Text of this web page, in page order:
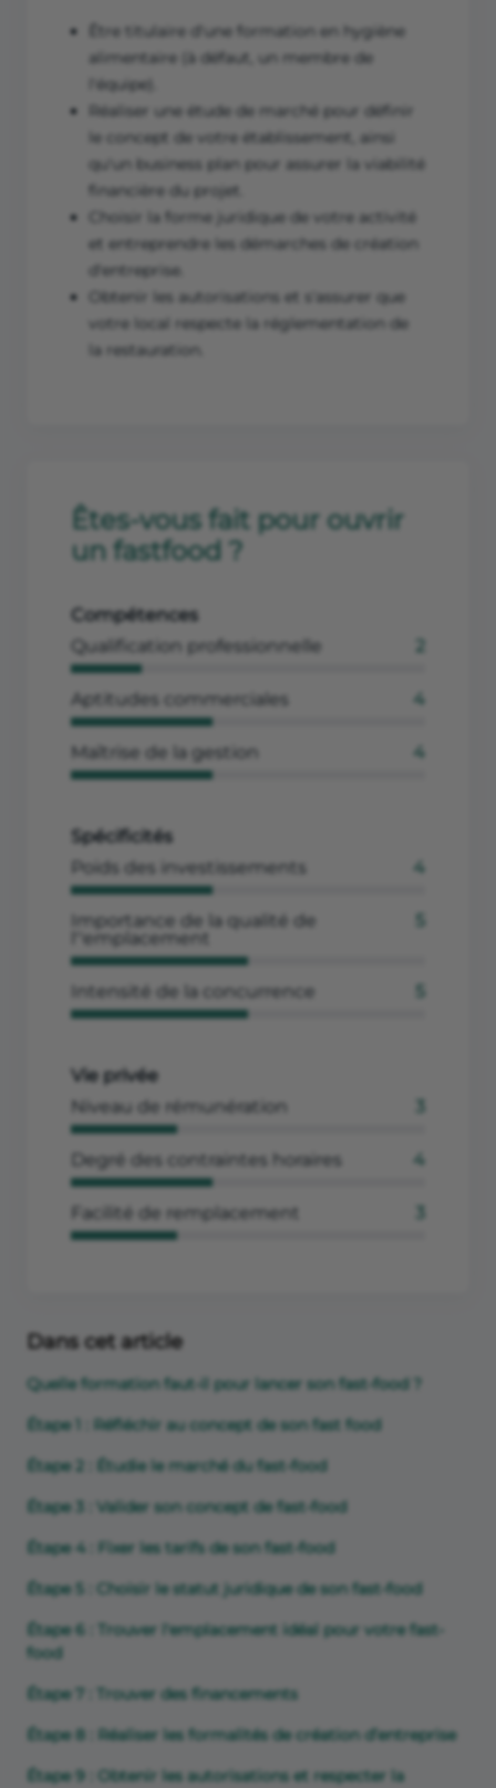
Être titulaire d'une formation en hygiène
alimentaire (à défaut, un membre de
l'équipe).
Réaliser une étude de marché pour définir
le concept de votre établissement, ainsi
qu'un business plan pour assurer la viabilité
financière du projet.
Choisir la forme juridique de votre activité
et entreprendre les démarches de création
d'entreprise.
Obtenir les autorisations et s'assurer que
votre local respecte la réglementation de
la restauration.
Êtes-vous fait pour ouvrir
un fastfood ?
Compétences
Qualification professionnelle
Aptitudes commerciales 4
Maîtrise de la gestion 4
Spécificités
Poids des investissements
4
Importance de la qualité de
l''emplacement
Intensité de la concurrence
Vie privée
Niveau de rémunération
Degré des contraintes horaires 4
Facilité de remplacement
Dans cet article
Quelle formation faut-il pour lancer son fast-food ?
Étape 1 : Réfléchir au concept de son fast food
Étape 2 : Étudie le marché du fast-food
Étape 3 : Valider son concept de fast-food
Étape 4 : Fixer les tarifs de son fast-food
Étape 5 : Choisir le statut juridique de son fast-food
Étape 6 : Trouver l'emplacement idéal pour votre fast-
food
Étape 7 : Trouver des financements
Étape 8 : Réaliser les formalités de création d’entreprise
Étape 9 : Obtenir les autorisations et respecter la